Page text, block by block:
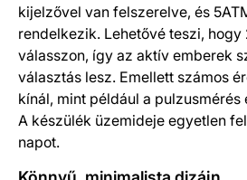
kijelzővel van felszerelve, és
rendelkezik. Lehetővé teszi,
válasszon, így az aktív emberek
választás lesz. Emellett számos
kínál, mint például a
A készülék üzemideje egyetlen
napot.